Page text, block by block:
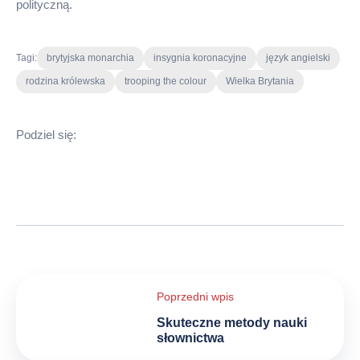
polityczną.
Tagi: brytyjska monarchia insygnia koronacyjne język angielski
rodzina królewska trooping the colour Wielka Brytania
Podziel się:
Skuteczne metody nauki
słownictwa